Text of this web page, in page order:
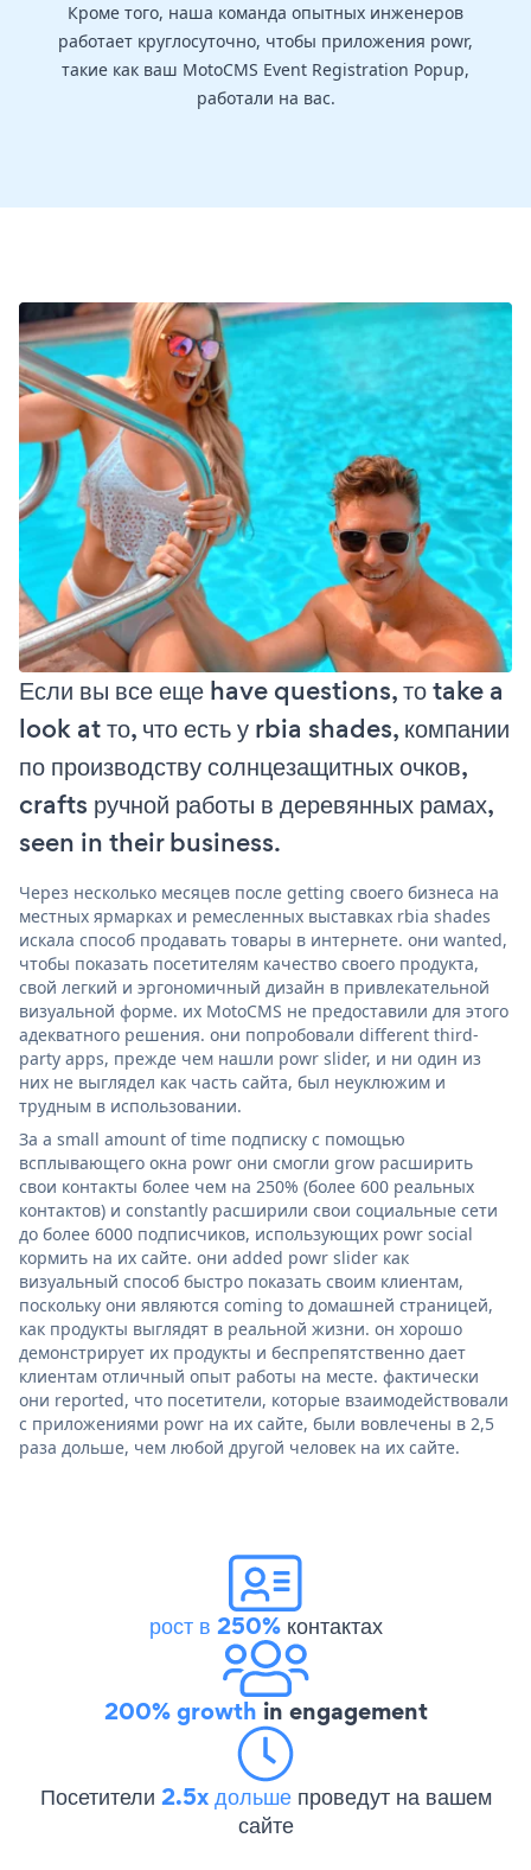
Кроме того, наша команда опытных инженеров
работает круглосуточно, чтобы приложения powr,
такие как ваш MotoCMS Event Registration Popup,
работали на вас.
Если вы все еще have questions, то take a
look at то, что есть у rbia shades, компании
по производству солнцезащитных очков,
crafts ручной работы в деревянных рамах,
seen in their business.
Через несколько месяцев после getting своего бизнеса на
местных ярмарках и ремесленных выставках rbia shades
искала способ продавать товары в интернете. они wanted,
чтобы показать посетителям качество своего продукта,
свой легкий и эргономичный дизайн в привлекательной
визуальной форме. их MotoCMS не предоставили для этого
адекватного решения. они попробовали different third-
party apps, прежде чем нашли powr slider, и ни один из
них не выглядел как часть сайта, был неуклюжим и
трудным в использовании.
За a small amount of time подписку с помощью
всплывающего окна powr они смогли grow расширить
свои контакты более чем на 250% (более 600 реальных
контактов) и constantly расширили свои социальные сети
до более 6000 подписчиков, использующих powr social
кормить на их сайте. они added powr slider как
визуальный способ быстро показать своим клиентам,
поскольку они являются coming to домашней страницей,
как продукты выглядят в реальной жизни. он хорошо
демонстрирует их продукты и беспрепятственно дает
клиентам отличный опыт работы на месте. фактически
они reported, что посетители, которые взаимодействовали
с приложениями powr на их сайте, были вовлечены в 2,5
раза дольше, чем любой другой человек на их сайте.
рост в 250%контактах
200% growth in engagement
Посетители 2.5x дольше проведут на вашем
сайте